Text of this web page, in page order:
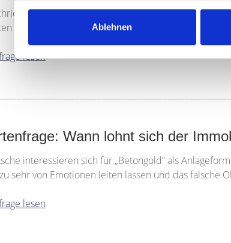
Ablehnen
Ein Ende der Hochpreisphase ist nicht
erwarten, dass es die Deutschen weiter in die
lesen
Wann lohnt sich der
interessieren sich für „Betongold” als
sehr von Emotionen leiten lassen und das falsche
lesen